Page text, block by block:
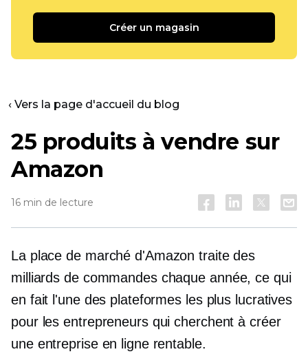
Créer un magasin
‹ Vers la page d'accueil du blog
25 produits à vendre sur
Amazon
16 min de lecture
La place de marché d'Amazon traite des
milliards de commandes chaque année, ce qui
en fait l'une des plateformes les plus lucratives
pour les entrepreneurs qui cherchent à créer
une entreprise en ligne rentable.